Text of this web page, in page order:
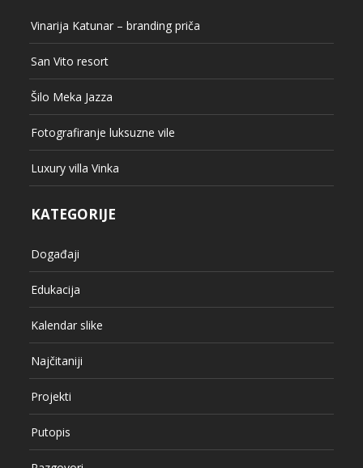
Vinarija Katunar – branding priča
San Vito resort
Šilo Meka Jazza
Fotografiranje luksuzne vile
Luxury villa Vinka
KATEGORIJE
Događaji
Edukacija
Kalendar slike
Najčitaniji
Projekti
Putopis